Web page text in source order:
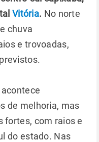
Vitória. No norte
chuva
e trovoadas,
de melhoria, mas
fortes, com raios e
do estado. Nas